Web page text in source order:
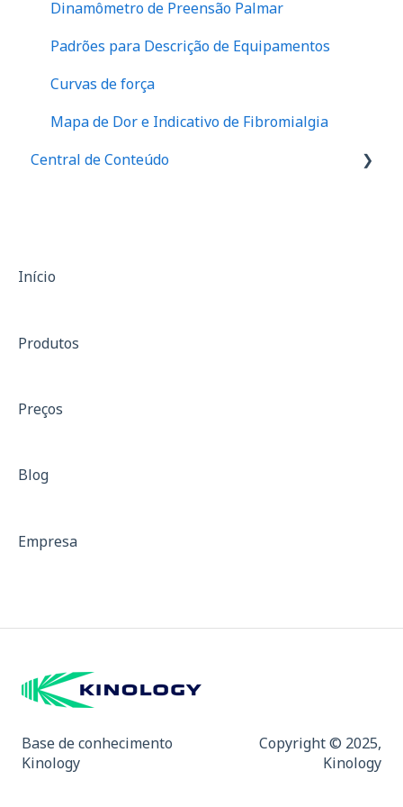
Mapa de dor e indicativo de fibromialgia
Evolução de atendimento
Dinamômetro de Preensão Palmar
Padrões para Descrição de Equipamentos
Curvas de força
Mapa de Dor e Indicativo de Fibromialgia
Central de Conteúdo
Casos de sucesso
Início
Produtos
Preços
Blog
Empresa
Base de conhecimento
Kinology
Copyright © 2025,
Kinology